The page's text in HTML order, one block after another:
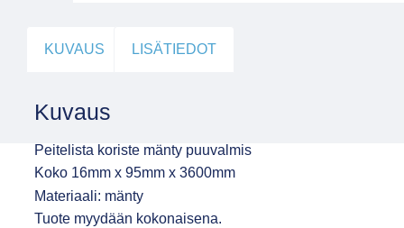
KUVAUS LISÄTIEDOT
Kuvaus
Peitelista koriste mänty puuvalmis
Koko 16mm x 95mm x 3600mm
Materiaali: mänty
Tuote myydään kokonaisena.